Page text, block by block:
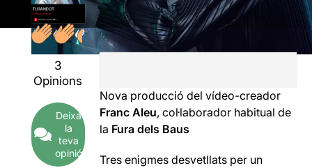
3
Opinions
Deixa
la
teva
opinió
Nova producció del vídeo-creador
Franc Aleu, col·laborador habitual de
la Fura dels Baus
Tres enigmes desvetllats per un